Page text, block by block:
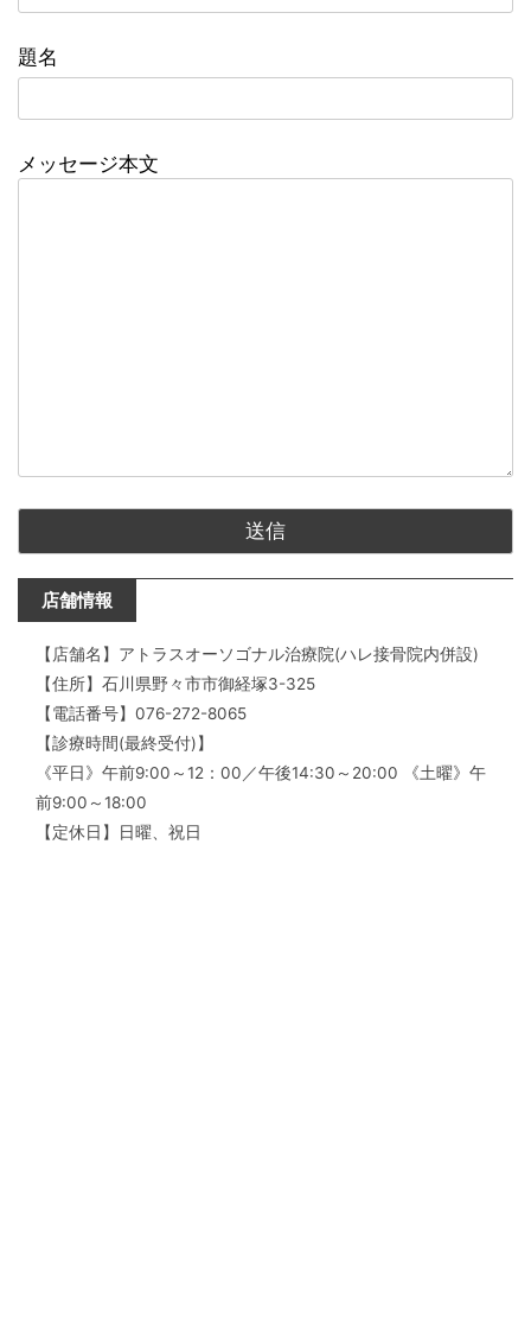
題名
メッセージ本文
店舗情報
【店舗名】アトラスオーソゴナル治療院(ハレ接骨院内併設)
【住所】石川県野々市市御経塚3-325
【電話番号】076-272-8065
【診療時間(最終受付)】
《平日》午前9:00～12：00／午後14:30～20:00 《土曜》午
前9:00～18:00
【定休日】日曜、祝日